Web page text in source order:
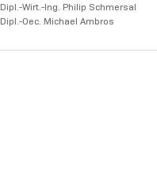
Dipl.-Wirt.-Ing. Philip Schmersal
Dipl.-Oec. Michael Ambros